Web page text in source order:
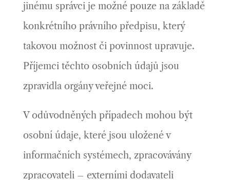
jinému správci je možné pouze na základě
konkrétního právního předpisu, který
takovou možnost či povinnost upravuje.
Příjemci těchto osobních údajů jsou
zpravidla orgány veřejné moci.
V odůvodněných případech mohou být
osobní údaje, které jsou uložené v
informačních systémech, zpracovávány
zpracovateli – externími dodavateli